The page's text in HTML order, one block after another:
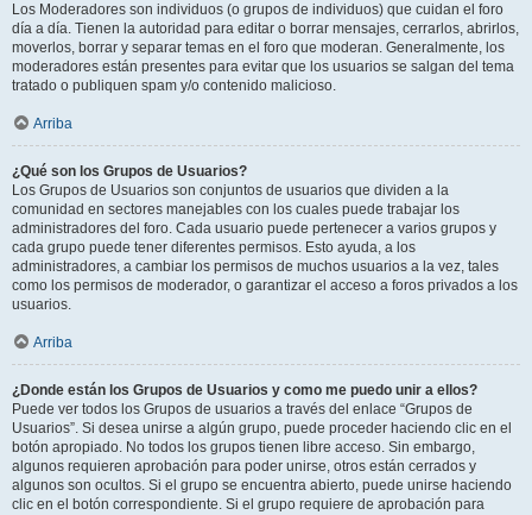
Los Moderadores son individuos (o grupos de individuos) que cuidan el foro
día a día. Tienen la autoridad para editar o borrar mensajes, cerrarlos, abrirlos,
moverlos, borrar y separar temas en el foro que moderan. Generalmente, los
moderadores están presentes para evitar que los usuarios se salgan del tema
tratado o publiquen spam y/o contenido malicioso.
Arriba
¿Qué son los Grupos de Usuarios?
Los Grupos de Usuarios son conjuntos de usuarios que dividen a la
comunidad en sectores manejables con los cuales puede trabajar los
administradores del foro. Cada usuario puede pertenecer a varios grupos y
cada grupo puede tener diferentes permisos. Esto ayuda, a los
administradores, a cambiar los permisos de muchos usuarios a la vez, tales
como los permisos de moderador, o garantizar el acceso a foros privados a los
usuarios.
Arriba
¿Donde están los Grupos de Usuarios y como me puedo unir a ellos?
Puede ver todos los Grupos de usuarios a través del enlace “Grupos de
Usuarios”. Si desea unirse a algún grupo, puede proceder haciendo clic en el
botón apropiado. No todos los grupos tienen libre acceso. Sin embargo,
algunos requieren aprobación para poder unirse, otros están cerrados y
algunos son ocultos. Si el grupo se encuentra abierto, puede unirse haciendo
clic en el botón correspondiente. Si el grupo requiere de aprobación para